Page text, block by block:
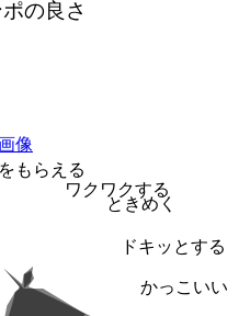
の良さ
もらえる
ワクワクする
ときめく
ドキッとする
かっこいい